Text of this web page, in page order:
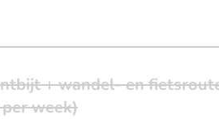
+ wandel- en
week)